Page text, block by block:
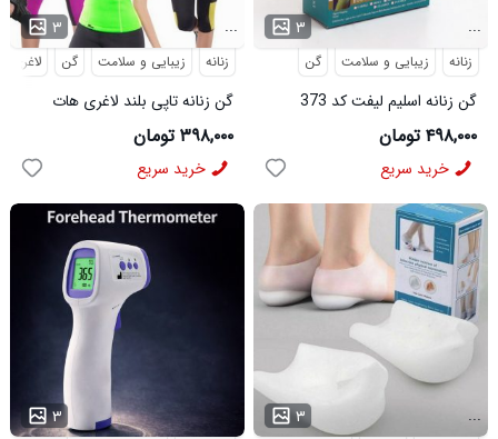
۳ ...
زنانه زیبایی و سلامت گن لاغری
گن زنانه تاپی بلند لاغری هات
شیپر کد 1443
۳۹۸,۰۰۰ تومان
خرید سریع
۳ ...
زنانه زیبایی و سلامت گن
گن زنانه اسلیم لیفت کد 373
۴۹۸,۰۰۰ تومان
خرید سریع
۳ ۳ ...